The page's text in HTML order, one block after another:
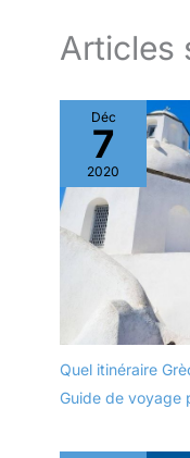
Articles
Déc
7
2020
Quel itinéraire
Guide de voyage